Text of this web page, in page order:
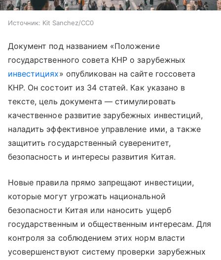
Источник: Kit Sanchez/CC0
Документ под названием «Положение
государственного совета КНР о зарубежных
инвестициях» опубликован на сайте госсовета
КНР. Он состоит из 34 статей. Как указано в
тексте, цель документа — стимулировать
качественное развитие зарубежных инвестиций,
наладить эффективное управление ими, а также
защитить государственный суверенитет,
безопасность и интересы развития Китая.
Новые правила прямо запрещают инвестиции,
которые могут угрожать национальной
безопасности Китая или наносить ущерб
государственным и общественным интересам. Для
контроля за соблюдением этих норм власти
усовершенствуют систему проверки зарубежных